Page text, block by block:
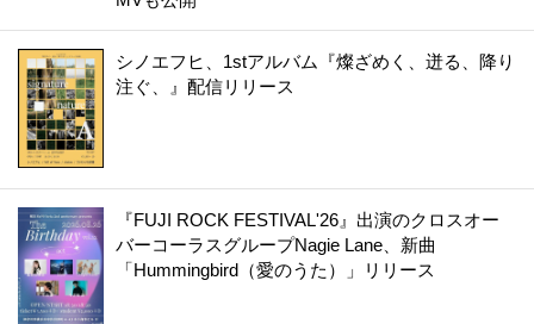
シノエフヒ、1stアルバム『燦ざめく、迸る、降り
注ぐ、』配信リリース
『FUJI ROCK FESTIVAL'26』出演のクロスオー
バーコーラスグループNagie Lane、新曲
「Hummingbird（愛のうた）」リリース